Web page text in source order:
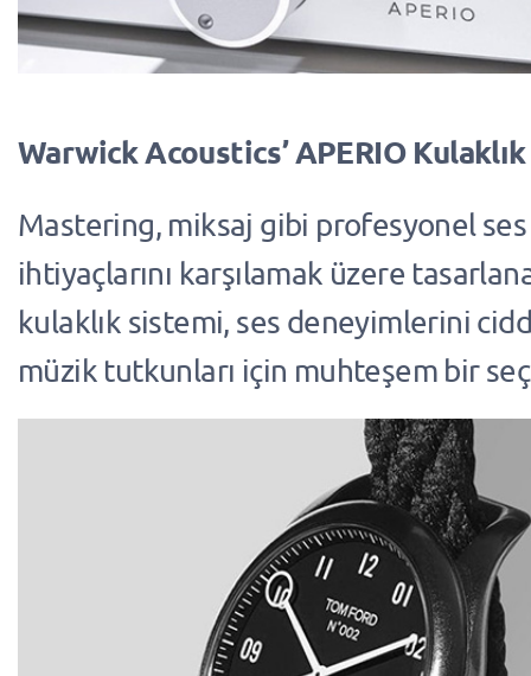
Warwick Acoustics’ APERIO Kulaklık
Mastering, miksaj gibi profesyonel
ihtiyaçlarını karşılamak üzere
kulaklık sistemi, ses deneyimlerini
müzik tutkunları için muhteşem bir